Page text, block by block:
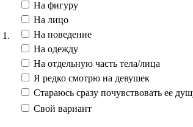
1.
На фигуру
На лицо
На поведение
На одежду
На отдельную часть тела/лица
Я редко смотрю на девушек
Стараюсь сразу почувствовать ее
Свой вариант